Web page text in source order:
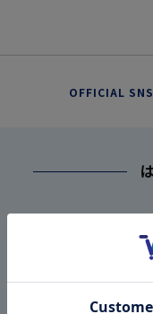
OFFICIAL SNS
幅広い
高品質